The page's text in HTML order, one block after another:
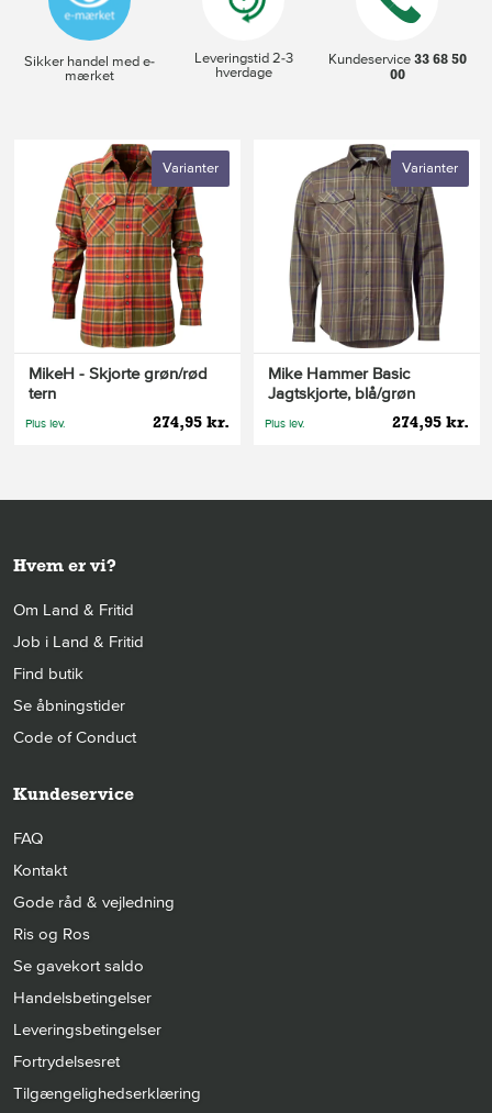
Sikker handel med e-
mærket
Leveringstid 2-3
hverdage
Kundeservice33 68 50
00
Varianter
MikeH - Skjorte grøn/rød
tern
274,95 kr.
Plus lev.
Varianter
Mike Hammer Basic
Jagtskjorte, blå/grøn
274,95 kr.
Plus lev.
Hvem er vi?
Om Land & Fritid
Job i Land & Fritid
Find butik
Se åbningstider
Code of Conduct
Kundeservice
FAQ
Kontakt
Gode råd & vejledning
Ris og Ros
Se gavekort saldo
Handelsbetingelser
Leveringsbetingelser
Fortrydelsesret
Tilgængelighedserklæring